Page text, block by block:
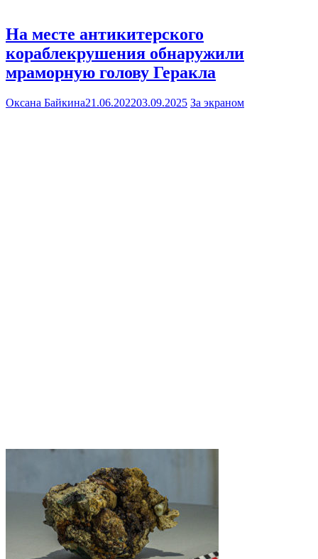
На месте антикитерского
кораблекрушения обнаружили
мраморную голову Геракла
Оксана Байкина21.06.202203.09.2025 За экраном